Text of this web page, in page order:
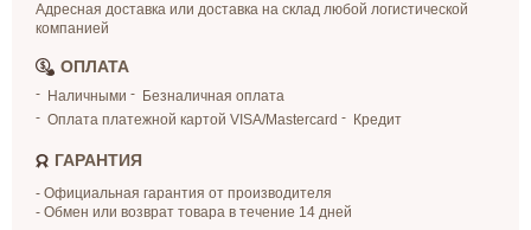
Адресная доставка или доставка на склад любой логистической
компанией
ОПЛАТА
Наличными
Безналичная оплата
Оплата платежной картой VISA/Mastercard
Кредит
ГАРАНТИЯ
- Официальная гарантия от производителя
- Обмен или возврат товара в течение 14 дней